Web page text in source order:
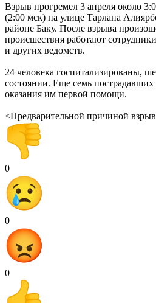
Взрыв прогремел 3 апреля около
(2:00 мск) на улице Тарлана
районе Баку. После взрыва
происшествия работают
и других ведомств.
24 человека госпитализированы,
состоянии. Еще семь
оказания им первой помощи.
<Предварительной причиной
0
0
0